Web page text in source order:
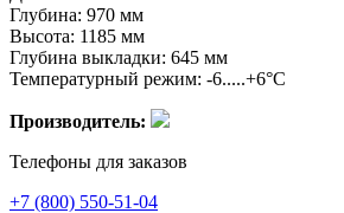
Глубина: 970 мм
Высота: 1185 мм
Глубина выкладки: 645 мм
Температурный режим: -6.....+6°C
Производитель:
Телефоны для заказов
+7 (800) 550-51-04